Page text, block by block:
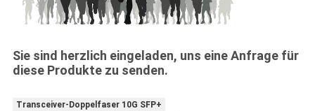
Sie sind herzlich eingeladen, uns eine Anfrage für
diese Produkte zu senden.
Transceiver-Doppelfaser 10G SFP+